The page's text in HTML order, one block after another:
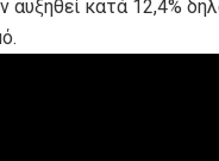
αυξηθεί κατά 12,4%